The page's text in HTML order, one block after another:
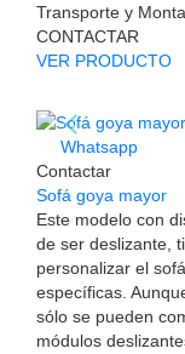
Transporte y
CONTACTAR
VER PRODUCTO
Whatsapp
Contactar
Sofá goya mayor
Este modelo con
de ser deslizante,
personalizar el
específicas.
sólo se pueden
módulos